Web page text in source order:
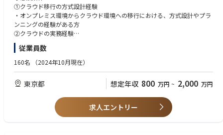
プログラミング言語/FW：
・Python,Java,TypeScript,Node.js
・Flask,FastAPI,SpringBoot,React,Next.js,Vue.js,Nuxt.js
・LangChain/LangGraph,MLflow
・★MicrosoftAgentFramework,★SemanticKernel,AutoGen
・★MCP,★MCPPythonSDK,★FastMCP,★ROS2
・★A2A,★AP2
laC/CI：
・Terraform,CloudFormation,Ansible
・GitHubActions,AWSCodePipeline,AzureDevOps,Jenkins
可能。技術一辺倒に留まらない、ビジネス視点を持った市場価値の高いエ
ンジニアへと成長できます。
③テックリードとして「技術」と「組織」を育てる面白さ：
プロダクトの成長に合わせた柔軟な技術選定やアーキテクチャ設計に裁量
を持てるほか、チームビルディングやメンバー育成、開発環境の整備な
ど、組織づくりにも深く関わることができます。
◆取り扱うソリューション
ビジネスのスピードに合わせ、モダンな開発環境を採用しています。
開発手法： アジャイル（スクラム開発）
現行アーキテクチャの分析・設計の紐解き
・ビジネスの継続性を担保した、段階的かつ最適なマイグレーションプラ
ン（移行計画）の策定
②クラウド化・モダナイズに向けた要件定義・方式設計：
た方式設計
・クラウドネイティブ（マイクロサービス、サーバーレス等）を見据えた
次世代システムアーキテクチャの設計
③マイグレーションの実行・テスト・検証：
・クラウド上でのインフラ環境構築、データの移行、およびアプリケーシ
・移行フェーズにおける各種テスト・検証の計画と実行
④クラウド環境での開発・継続的な運用改善
①クラウド移行の方式設計経験
・オンプレミス環境からクラウド環境への移行における、方式設計やプラ
ンニングの経験がある方
②クラウドの実務経験
・システムアーキテクチャ設計の経験（外す）
・クラウドインフラの設計、構築、運用の実務経験（AWS、Azure、Goog
le Cloudのうち1つ以上で可）
◆歓迎条件
①アプリケーション・レガシー領域の経験
・オープン系技術によるアプリケーション設計・開発経験（Java、Pytho
・レガシーシステムの分析、設計、開発経験
従業員数
160名 （2024年10月現在）
東京都 想定年収 800 万円 ~ 2,000 万円
求人エントリー